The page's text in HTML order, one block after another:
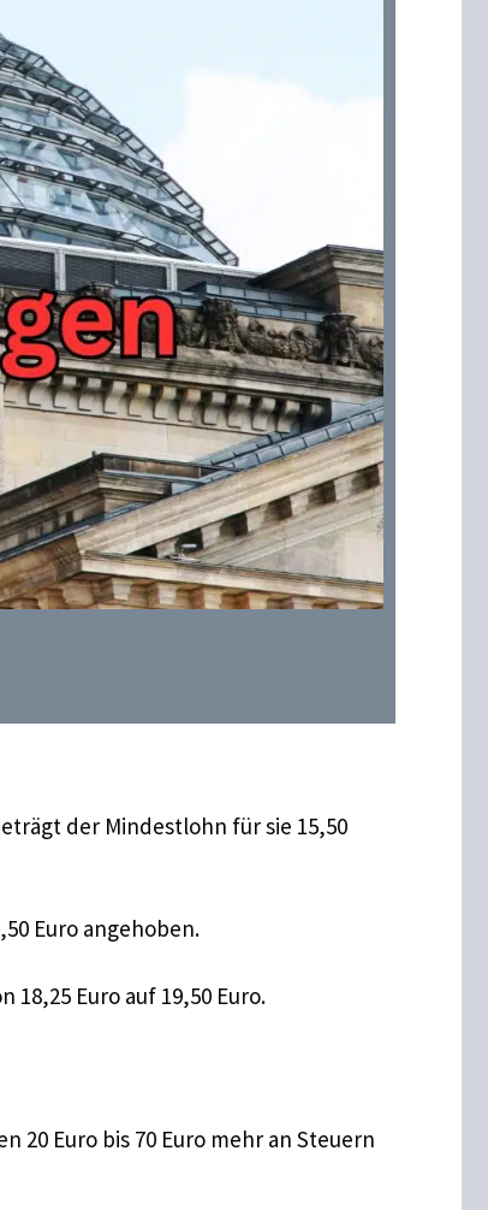
der Mindestlohn für sie 15,50
Euro angehoben.
Euro auf 19,50 Euro.
20 Euro bis 70 Euro mehr an Steuern